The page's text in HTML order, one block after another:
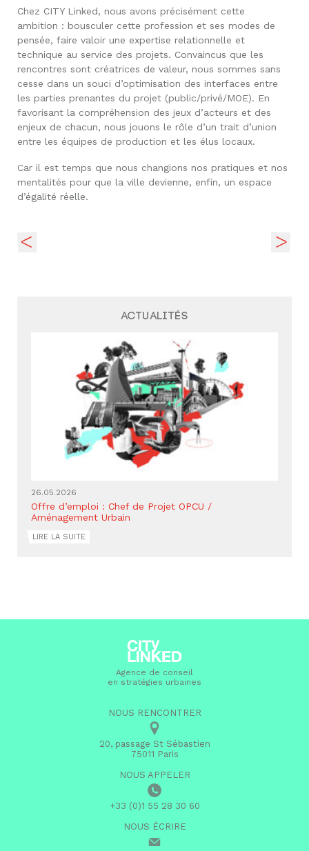
Chez CITY Linked, nous avons précisément cette
ambition : bousculer cette profession et ses modes de
pensée, faire valoir une expertise relationnelle et
technique au service des projets. Convaincus que les
rencontres sont créatrices de valeur, nous sommes sans
cesse dans un souci d’optimisation des interfaces entre
les parties prenantes du projet (public/privé/MOE). En
favorisant la compréhension des jeux d’acteurs et des
enjeux de chacun, nous jouons le rôle d’un trait d’union
entre les équipes de production et les élus locaux.
Car il est temps que nous changions nos pratiques et nos
mentalités pour que la ville devienne, enfin, un espace
d’égalité réelle.
Actualités
26.05.2026
Offre d’emploi : Chef de Projet OPCU /
Aménagement Urbain
LIRE LA SUITE
Agence de conseil
en stratégies urbaines
NOUS RENCONTRER
20, passage St Sébastien
75011 Paris
NOUS APPELER
+33 (0)1 55 28 30 60
NOUS ÉCRIRE